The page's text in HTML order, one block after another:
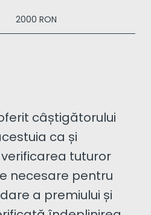
2000 RON
câștigătorului
ca și
tuturor
necesare pentru
a premiului și